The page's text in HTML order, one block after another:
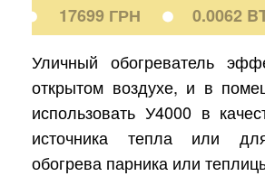
17699 ГРН
0.0062
Уличный обогреватель
открытом воздухе, и в
использовать У4000 в
источника тепла или
обогрева парника или